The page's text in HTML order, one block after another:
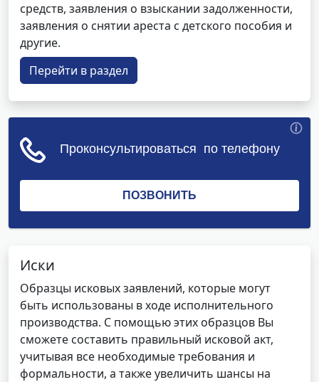
средств, заявления о взыскании задолженности,
заявления о снятии ареста с детского пособия и
другие.
Перейти в раздел
Иски
Образцы исковых заявлений, которые могут
быть использованы в ходе исполнительного
производства. С помощью этих образцов Вы
сможете составить правильный исковой акт,
учитывая все необходимые требования и
формальности, а также увеличить шансы на